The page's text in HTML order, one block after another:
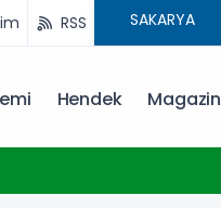
RSS
Hendek Magazin